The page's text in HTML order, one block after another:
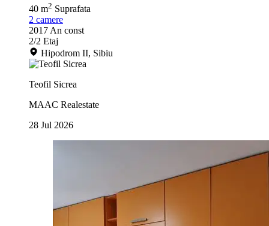
40 m2 Suprafata
2 camere
2017 An const
2/2 Etaj
Hipodrom II, Sibiu
Teofil Sicrea
MAAC Realestate
28 Jul 2026